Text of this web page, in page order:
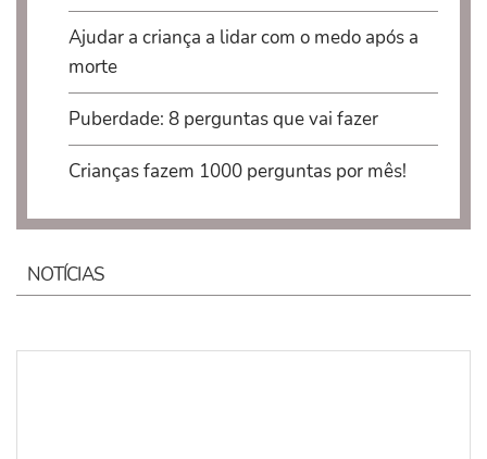
Ajudar a criança a lidar com o medo após a
morte
Puberdade: 8 perguntas que vai fazer
Crianças fazem 1000 perguntas por mês!
NOTÍCIAS